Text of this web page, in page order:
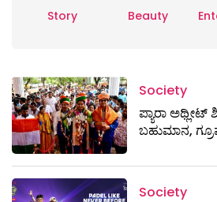
Story Beauty
Society
ಪ್ಯಾರಾ ಅಥ್ಲೀಟ್
ಬಹುಮಾನ,
Society